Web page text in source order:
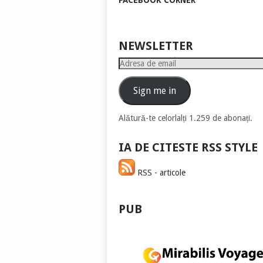
NEWSLETTER
Adresa
emailSign me in
Alătură-te celorlalți 1.259 de abonați.
IA DE CITESTE RSS STYLE
RSS - articole
PUB